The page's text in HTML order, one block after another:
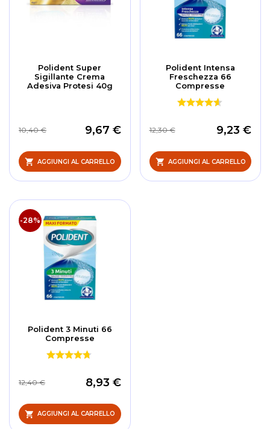
Polident Super
Sigillante Crema
Adesiva Protesi 40g
9,67 €
10,40 €
AGGIUNGI AL CARRELLO
Polident Intensa
Freschezza 66
Compresse
9,23 €
12,30 €
AGGIUNGI AL CARRELLO
-28%
Polident 3 Minuti 66
Compresse
8,93 €
12,40 €
AGGIUNGI AL CARRELLO